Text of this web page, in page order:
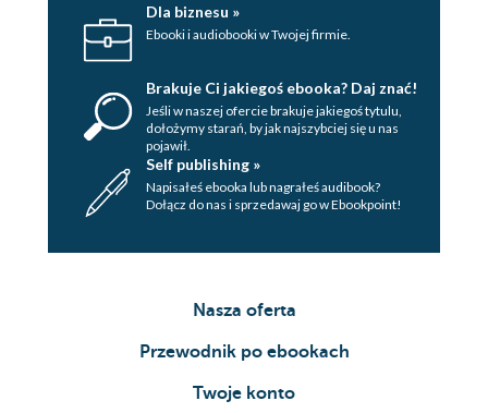
Dla biznesu »
Ebooki i audiobooki w Twojej firmie.
Brakuje Ci jakiegoś ebooka? Daj znać!
Jeśli w naszej ofercie brakuje jakiegoś tytulu,
dołożymy starań, by jak najszybciej się u nas
pojawił.
Self publishing »
Napisałeś ebooka lub nagrałeś audibook?
Dołącz do nas i sprzedawaj go w Ebookpoint!
Nasza oferta
Przewodnik po ebookach
Twoje konto